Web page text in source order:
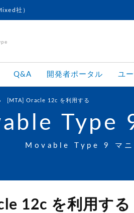
社）
Q&A 開発者ポータル ユ
[MTA] Oracle 12c を利用する
Type
Movable Type 9 マニ
12c を利用する